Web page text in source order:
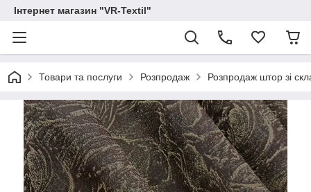
Інтернет магазин "VR-Textil"
Товари та послуги Розпродаж Розпродаж штор зі